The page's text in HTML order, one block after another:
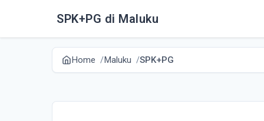
SPK+PG di Maluku
Home Maluku SPK+PG